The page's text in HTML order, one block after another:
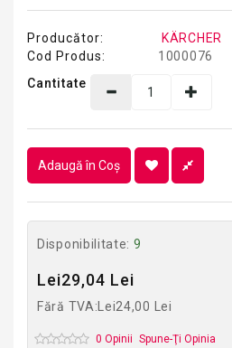
Producător:
KÄRCHER
Cod Produs:
1000076
Cantitate
Adaugă în Coş
Disponibilitate: 9
Lei29,04 Lei
Fără TVA:Lei24,00 Lei
0 Opinii Spune-Ţi Opinia